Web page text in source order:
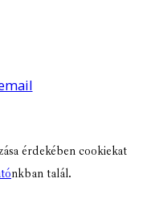
érdekében cookiekat
nkban talál.